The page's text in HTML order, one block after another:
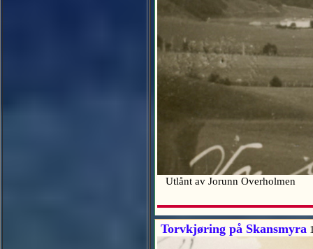
Utlånt av Jorunn Overholmen
Torvkjøring på Skansmyra